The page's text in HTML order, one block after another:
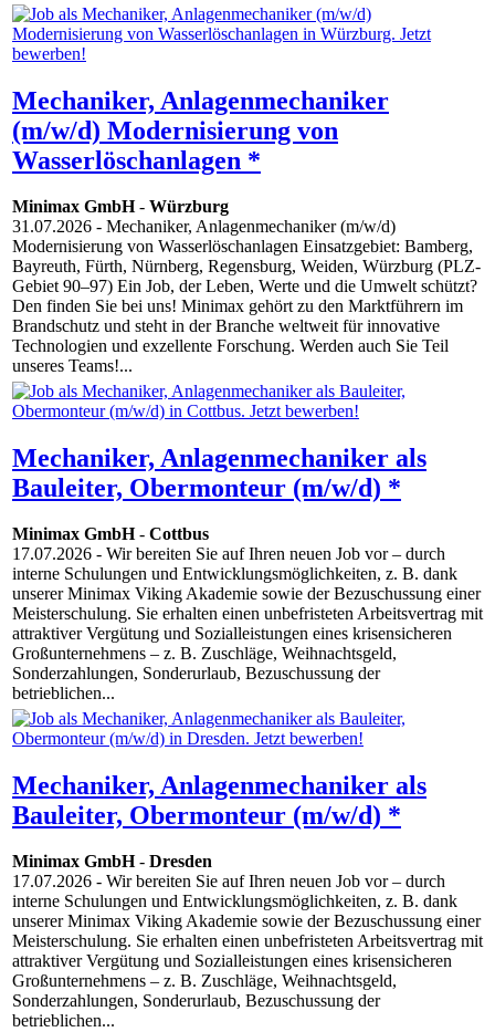
Mechaniker, Anlagenmechaniker
(m/w/d) Modernisierung von
Wasserlöschanlagen *
Minimax GmbH- Würzburg
31.07.2026 - Mechaniker, Anlagenmechaniker (m/w/d)
Modernisierung von Wasserlöschanlagen Einsatzgebiet: Bamberg,
Bayreuth, Fürth, Nürnberg, Regensburg, Weiden, Würzburg (PLZ-
Gebiet 90–97) Ein Job, der Leben, Werte und die Umwelt schützt?
Den finden Sie bei uns! Minimax gehört zu den Marktführern im
Brandschutz und steht in der Branche weltweit für innovative
Technologien und exzellente Forschung. Werden auch Sie Teil
unseres Teams!...
Mechaniker, Anlagenmechaniker als
Bauleiter, Obermonteur (m/w/d) *
Minimax GmbH- Cottbus
17.07.2026 - Wir bereiten Sie auf Ihren neuen Job vor – durch
interne Schulungen und Entwicklungsmöglichkeiten, z. B. dank
unserer Minimax Viking Akademie sowie der Bezuschussung einer
Meisterschulung. Sie erhalten einen unbefristeten Arbeitsvertrag mit
attraktiver Vergütung und Sozialleistungen eines krisensicheren
Großunternehmens – z. B. Zuschläge, Weihnachtsgeld,
Sonderzahlungen, Sonderurlaub, Bezuschussung der
betrieblichen...
Mechaniker, Anlagenmechaniker als
Bauleiter, Obermonteur (m/w/d) *
Minimax GmbH- Dresden
17.07.2026 - Wir bereiten Sie auf Ihren neuen Job vor – durch
interne Schulungen und Entwicklungsmöglichkeiten, z. B. dank
unserer Minimax Viking Akademie sowie der Bezuschussung einer
Meisterschulung. Sie erhalten einen unbefristeten Arbeitsvertrag mit
attraktiver Vergütung und Sozialleistungen eines krisensicheren
Großunternehmens – z. B. Zuschläge, Weihnachtsgeld,
Sonderzahlungen, Sonderurlaub, Bezuschussung der
betrieblichen...